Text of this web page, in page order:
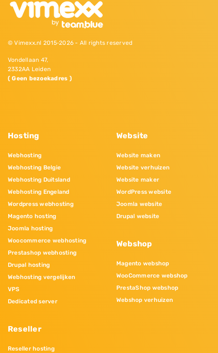
© Vimexx.nl 2015‐2026 - All rights reserved
Vondellaan 47,
2332AA Leiden
( Geen bezoekadres )
Hosting
Webhosting
Webhosting Belgie
Webhosting Duitsland
Webhosting Engeland
Wordpress webhosting
Magento hosting
Joomla hosting
Woocommerce webhosting
Prestashop webhosting
Drupal hosting
Webhosting vergelijken
VPS
Dedicated server
Reseller
Reseller hosting
Website
Website maken
Website verhuizen
Website maker
WordPress website
Joomla website
Drupal website
Webshop
Magento webshop
WooCommerce webshop
PrestaShop webshop
Webshop verhuizen